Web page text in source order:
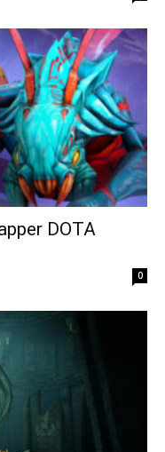
DOTA
0